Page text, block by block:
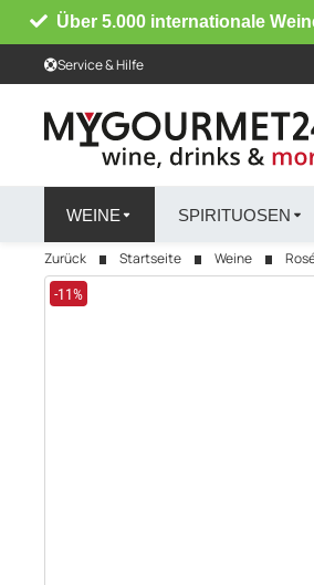
Über 5.000 internationale
Service & Hilfe
WEINE SPIRITUOSEN
Zurück Startseite Weine
-11%